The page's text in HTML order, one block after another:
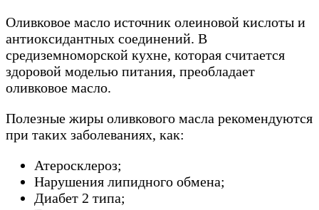
Оливковое масло источник олеиновой кислоты и
антиоксидантных соединений. В
средиземноморской кухне, которая считается
здоровой моделью питания, преобладает
оливковое масло.
Полезные жиры оливкового масла рекомендуются
при таких заболеваниях, как:
Атеросклероз;
Нарушения липидного обмена;
Диабет 2 типа;